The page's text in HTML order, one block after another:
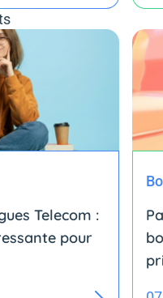
Telecom :
pour